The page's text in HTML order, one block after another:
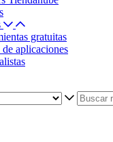
gratuitas
de aplicaciones